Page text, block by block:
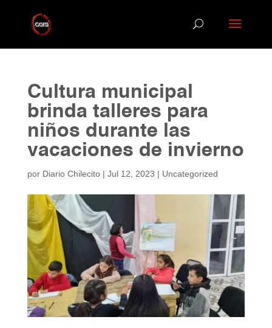
Cultura municipal
brinda talleres para
niños durante las
vacaciones de invierno
por Diario Chilecito| Jul 12, 2023 | Uncategorized